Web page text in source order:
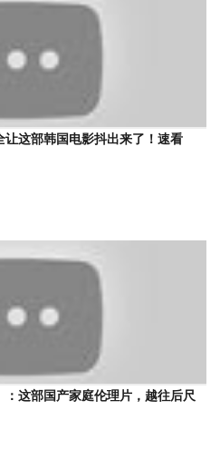
让这部韩国电影抖出来了！速看
：这部国产家庭伦理片，越往后尺